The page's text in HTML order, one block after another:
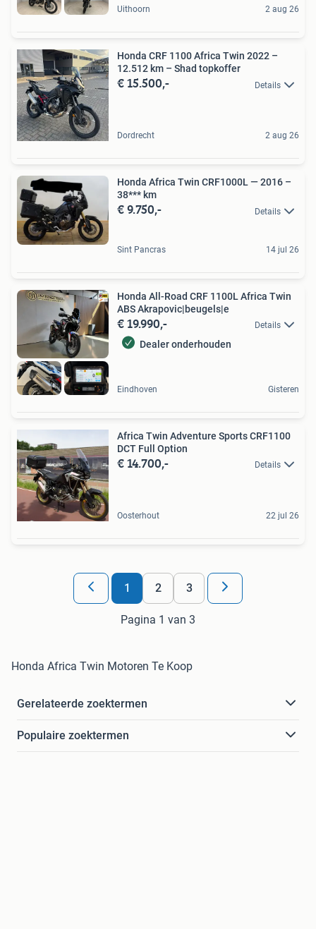
Uithoorn 2 aug 26
Honda CRF 1100 Africa Twin 2022 –
12.512 km – Shad topkoffer
€ 15.500,- Details
Dordrecht 2 aug 26
Honda Africa Twin CRF1000L — 2016 –
38*** km
€ 9.750,- Details
Sint Pancras 14 jul 26
Honda All-Road CRF 1100L Africa Twin
ABS Akrapovic|beugels|e
€ 19.990,- Details
Dealer onderhouden
Eindhoven Gisteren
Africa Twin Adventure Sports CRF1100
DCT Full Option
€ 14.700,- Details
Oosterhout 22 jul 26
1 2 3
Pagina 1 van 3
Honda Africa Twin Motoren Te Koop
Gerelateerde zoektermen
Populaire zoektermen